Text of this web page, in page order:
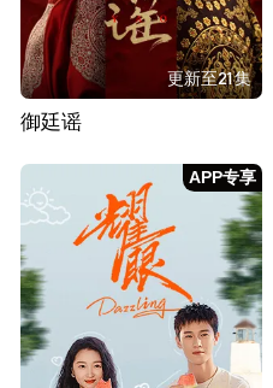
更新至21集
御廷谣
APP专享